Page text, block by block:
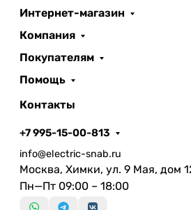
Интернет-магазин
Компания
Покупателям
Помощь
Контакты
+7 995-15-00-813
info@electric-snab.ru
Москва, Химки, ул. 9 Мая, дом
Пн—Пт 09:00 – 18:00